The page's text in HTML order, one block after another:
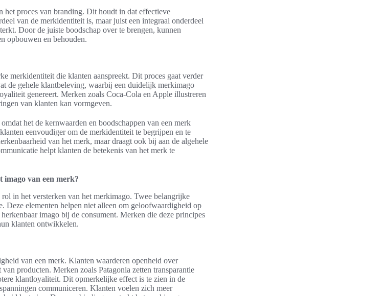
het proces van branding. Dit houdt in dat effectieve
van de merkidentiteit is, maar juist een integraal onderdeel
Door de juiste boodschap over te brengen, kunnen
opbouwen en behouden.
merkidentiteit die klanten aanspreekt. Dit proces gaat verder
de gehele klantbeleving, waarbij een duidelijk merkimago
genereert. Merken zoals Coca-Cola en Apple illustreren
van klanten kan vormgeven.
het de kernwaarden en boodschappen van een merk
eenvoudiger om de merkidentiteit te begrijpen en te
van het merk, maar draagt ook bij aan de algehele
helpt klanten de betekenis van het merk te
imago van een merk?
in het versterken van het merkimago. Twee belangrijke
Deze elementen helpen niet alleen om geloofwaardigheid op
imago bij de consument. Merken die deze principes
klanten ontwikkelen.
van een merk. Klanten waarderen openheid over
producten. Merken zoals Patagonia zetten transparantie
klantloyaliteit. Dit opmerkelijke effect is te zien in de
communiceren. Klanten voelen zich meer